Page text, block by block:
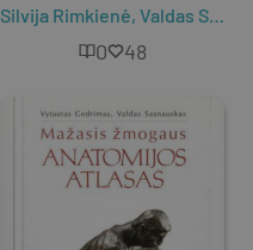
Silvija Rimkienė, Valdas Sasnauskas
0 48